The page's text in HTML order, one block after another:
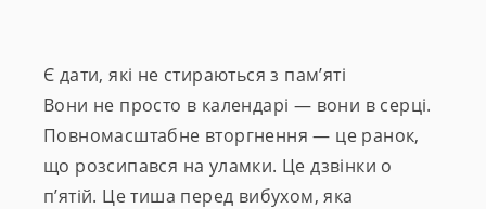
Є дати, які не стираються з пам’яті
Вони не просто в календарі — вони в серці.
Повномасштабне вторгнення — це ранок,
що розсипався на уламки. Це дзвінки о
п’ятій. Це тиша перед вибухом, яка